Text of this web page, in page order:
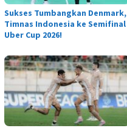
Sukses Tumbangkan Denmark,
Timnas Indonesia ke Semifinal
Uber Cup 2026!